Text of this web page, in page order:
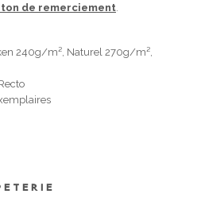
de remerciement
240g/m², Naturel 270g/m²,